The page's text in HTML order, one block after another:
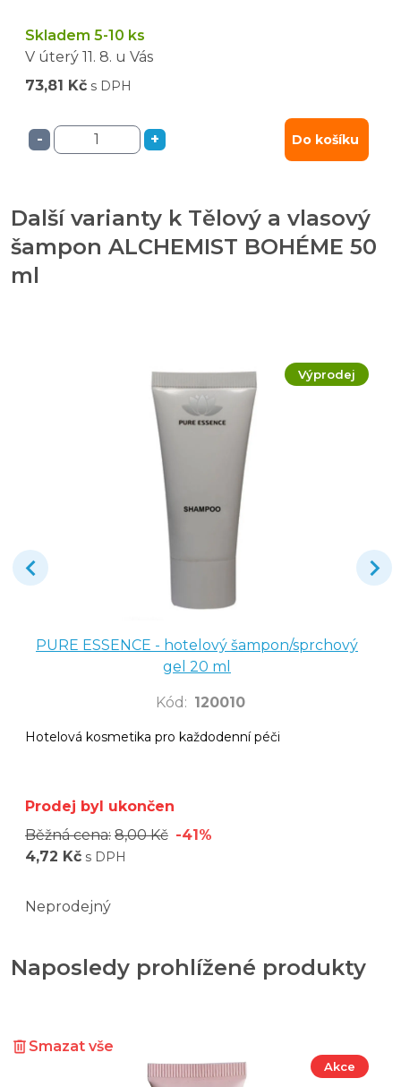
Skladem 5-10 ks
V úterý 11. 8. u Vás
73,81 Kč s DPH
- + Do košíku
Další varianty k Tělový a vlasový
šampon ALCHEMIST BOHÉME 50
ml
Výprodej
PURE ESSENCE - hotelový šampon/sprchový
gel 20 ml
Kód : 120010
Hotelová kosmetika pro každodenní péči
Prodej byl ukončen
Běžná cena: 8,00 Kč -41%
4,72 Kč s DPH
Neprodejný
Naposledy prohlížené produkty
Smazat vše
Akce